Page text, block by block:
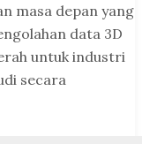
masa depan yang
data 3D
untuk industri
secara